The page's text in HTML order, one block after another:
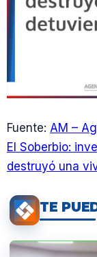
Fuente: AM –
El Soberbio:
destruyó una
TE